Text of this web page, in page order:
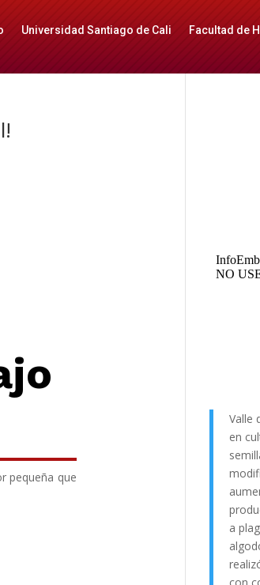
Universidad Santiago de Cali Facultad de
pequeña que
Valle
en
a